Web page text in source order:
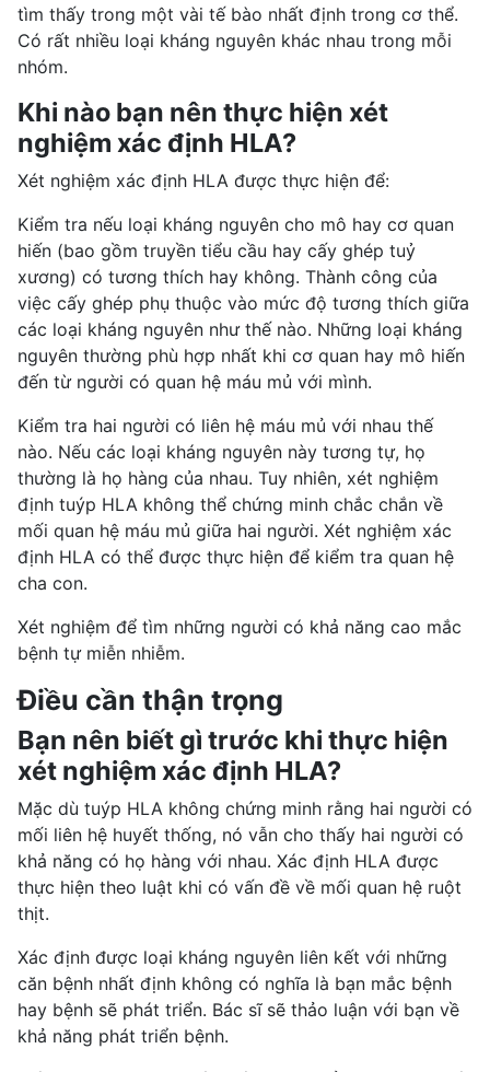
tìm thấy trong một vài tế bào nhất định trong cơ thể.
Có rất nhiều loại kháng nguyên khác nhau trong mỗi
nhóm.
Khi nào bạn nên thực hiện xét
nghiệm xác định HLA?
Xét nghiệm xác định HLA được thực hiện để:
Kiểm tra nếu loại kháng nguyên cho mô hay cơ quan
hiến (bao gồm truyền tiểu cầu hay cấy ghép tuỷ
xương) có tương thích hay không. Thành công của
việc cấy ghép phụ thuộc vào mức độ tương thích giữa
các loại kháng nguyên như thế nào. Những loại kháng
nguyên thường phù hợp nhất khi cơ quan hay mô hiến
đến từ người có quan hệ máu mủ với mình.
Kiểm tra hai người có liên hệ máu mủ với nhau thế
nào. Nếu các loại kháng nguyên này tương tự, họ
thường là họ hàng của nhau. Tuy nhiên, xét nghiệm
định tuýp HLA không thể chứng minh chắc chắn về
mối quan hệ máu mủ giữa hai người. Xét nghiệm xác
định HLA có thể được thực hiện để kiểm tra quan hệ
cha con.
Xét nghiệm để tìm những người có khả năng cao mắc
bệnh tự miễn nhiễm.
Điều cần thận trọng
Bạn nên biết gì trước khi thực hiện
xét nghiệm xác định HLA?
Mặc dù tuýp HLA không chứng minh rằng hai người có
mối liên hệ huyết thống, nó vẫn cho thấy hai người có
khả năng có họ hàng với nhau. Xác định HLA được
thực hiện theo luật khi có vấn đề về mối quan hệ ruột
thịt.
Xác định được loại kháng nguyên liên kết với những
căn bệnh nhất định không có nghĩa là bạn mắc bệnh
hay bệnh sẽ phát triển. Bác sĩ sẽ thảo luận với bạn về
khả năng phát triển bệnh.